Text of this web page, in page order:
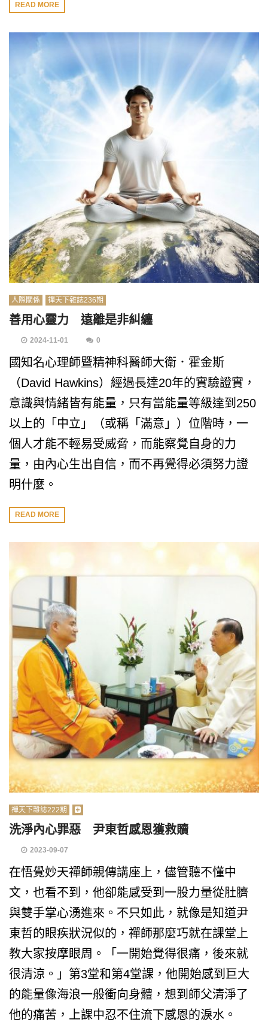
READ MORE
人際關係 禪天下雜誌236期
善用心靈力 遠離是非糾纏
2024-11-01 0
國知名心理師暨精神科醫師大衛．霍金斯
（David Hawkins）經過長達20年的實驗證實，
意識與情緒皆有能量，只有當能量等級達到250
以上的「中立」（或稱「滿意」）位階時，一
個人才能不輕易受威脅，而能察覺自身的力
量，由內心生出自信，而不再覺得必須努力證
明什麼。
READ MORE
禪天下雜誌222期
洗淨內心罪惡 尹東哲感恩獲救贖
2023-09-07
在悟覺妙天禪師親傳講座上，儘管聽不懂中
文，也看不到，他卻能感受到一股力量從肚臍
與雙手掌心湧進來。不只如此，就像是知道尹
東哲的眼疾狀況似的，禪師那麼巧就在課堂上
教大家按摩眼周。「一開始覺得很痛，後來就
很清涼。」第3堂和第4堂課，他開始感到巨大
的能量像海浪一般衝向身體，想到師父清淨了
他的痛苦，上課中忍不住流下感恩的淚水。